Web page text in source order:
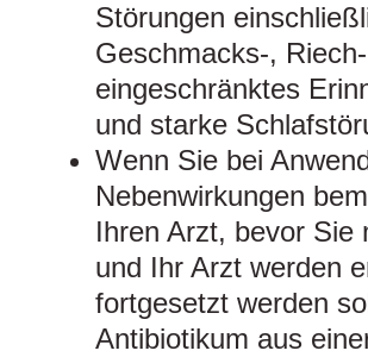
Störungen
Geschmacks-,
eingeschränktes
und starke
Wenn Sie bei
Nebenwirkungen
Ihren Arzt, bevor Sie
und Ihr Arzt werden
fortgesetzt werden
Antibiotikum aus